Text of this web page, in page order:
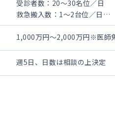
受診者数：20～30名位／日
救急搬入数：1～2台位／日
＜日勤＞
■外来診察
泌尿器外来として週4コマ、1
■病棟管理
1,000万円～2,000万円※医師
週5日、日数は相談の上決定